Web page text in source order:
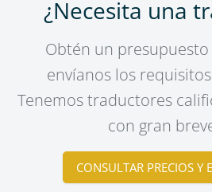
¿Necesita una
Obtén un
envíanos los
Tenemos traductores
con gran
CONSULTAR PRECIOS Y